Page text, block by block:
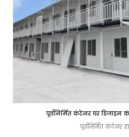
पूर्वनिर्मित कंटेनर घर डिजाइन
पूर्वनिर्मित कंटेनर